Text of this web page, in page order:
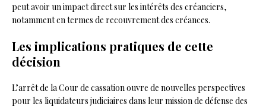
peut avoir un impact direct sur les intérêts des créanciers,
notamment en termes de recouvrement des créances.
Les implications pratiques de cette
décision
L’arrêt de la Cour de cassation ouvre de nouvelles perspectives
pour les liquidateurs judiciaires dans leur mission de défense des